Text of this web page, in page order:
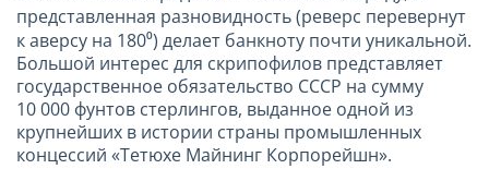
представленная разновидность (реверс перевернут
к аверсу на 180⁰) делает банкноту почти уникальной.
Большой интерес для скрипофилов представляет
государственное обязательство СССР на сумму
10 000 фунтов стерлингов, выданное одной из
крупнейших в истории страны промышленных
концессий «Тетюхе Майнинг Корпорейшн».